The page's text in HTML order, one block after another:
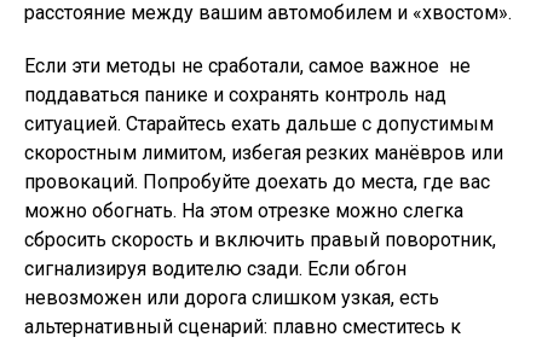
расстояние между вашим автомобилем и «хвостом».
Если эти методы не сработали, самое важное  не
поддаваться панике и сохранять контроль над
ситуацией. Старайтесь ехать дальше с допустимым
скоростным лимитом, избегая резких манёвров или
провокаций. Попробуйте доехать до места, где вас
можно обогнать. На этом отрезке можно слегка
сбросить скорость и включить правый поворотник,
сигнализируя водителю сзади. Если обгон
невозможен или дорога слишком узкая, есть
альтернативный сценарий: плавно сместитесь к